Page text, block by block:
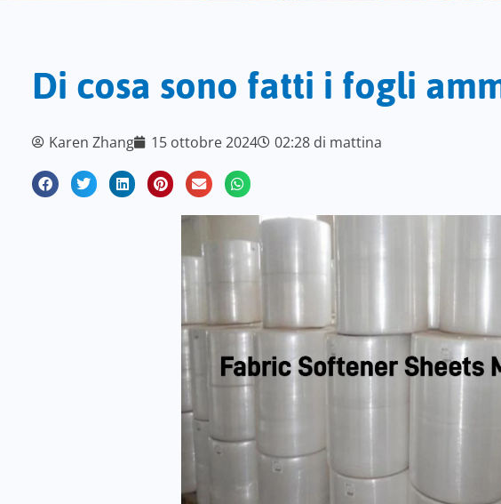
Di cosa sono fatti i fogli
Karen Zhang 15 ottobre 2024 02:28 di mattina